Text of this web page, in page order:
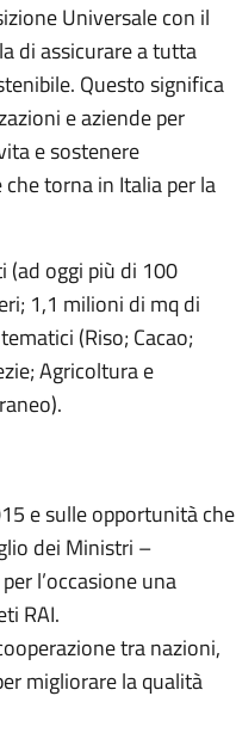
Universale con il
di assicurare a tutta
Questo significa
e aziende per
e sostenere
torna in Italia per la
(ad oggi più di 100
1,1 milioni di mq di
(Riso; Cacao;
Agricoltura e
e sulle opportunità che
dei Ministri –
l’occasione una
RAI.
tra nazioni,
migliorare la qualità